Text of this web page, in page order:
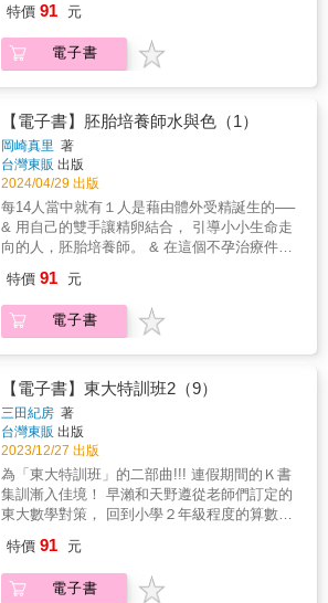
夠成功回應 患者強烈的期望───！？ 本集收錄
「凍卵」「無精症手術（TESE）」篇！！ 紀
錄在不孕治療最前線工作的人們的 全新風貌醫
特價 91 元
電子書
【電子書】胚胎培養師水與色（1）
岡崎真里 著
台灣東販 出版
2024/04/29 出版
每14人當中就有１人是藉由體外受精誕生的──
& 用自己的雙手讓精卵結合， 引導小小生命走
向的人，胚胎培養師。 & 在這個不孕治療件數
應著想要孩子的夫妻們的強烈期望。 & 本集收
錄「男性不孕」、「高齡生產」篇!! 紀錄在不
孕治療最前線工作者的 全新風貌醫療劇，開
特價 91 元
電子書
【電子書】東大特訓班2（9）
三田紀房 著
台灣東販 出版
2023/12/27 出版
為「東大特訓班」的二部曲!!! 連假期間的Ｋ書
集訓漸入佳境！ 早瀨和天野遵從老師們訂定的
東大數學對策， 回到小學２年級程度的算數，
頂著一身的「笨蛋貼紙」，兩人不屈不撓， 總
算進步到初中的數學程度了。 緊接著，在傳說
中的鐵血教師．柳鐵之介的指導下， 學生們將
特價 91 元
電子書